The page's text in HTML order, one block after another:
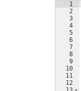
1
2
3
4
5
6
7
8
9
10
11
12